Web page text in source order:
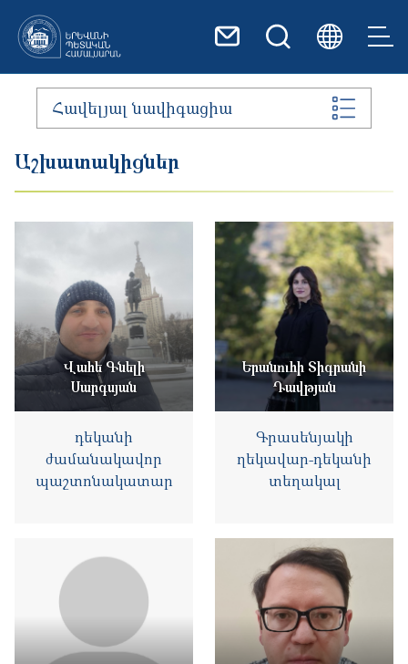
Հավելյալ նավիգացիա
Աշխատակիցներ
Վահե Գնելի
Սարգսյան
դեկանի
ժամանակավոր
պաշտոնակատար
Երանուհի Տիգրանի
Դավթյան
Գրասենյակի
ղեկավար-դեկանի
տեղակալ